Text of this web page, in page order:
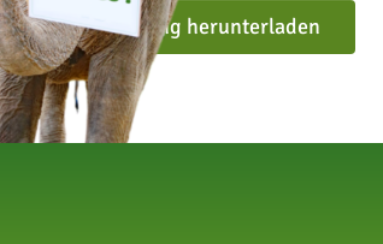
in hoher Auflösung herunterladen